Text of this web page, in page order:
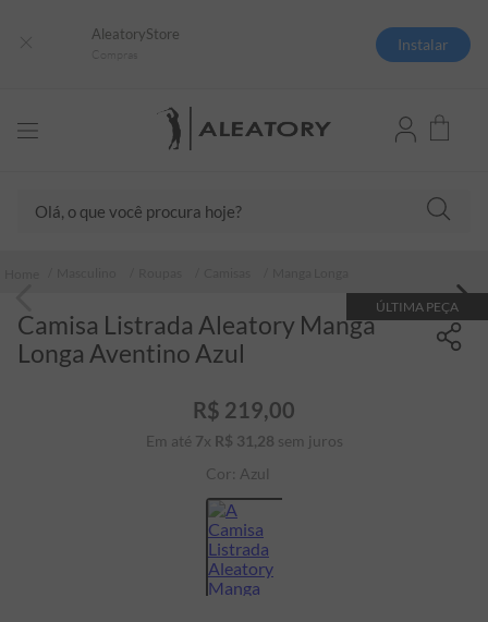
AleatoryStore
Instalar
ÚLTIMA PEÇA
Camisa Listrada Aleatory Manga
Longa Aventino Azul
R$ 219,00
Em até 7x R$ 31 ,28 sem juros
Cor: Azul
camisas polo
2º
camiseta listrada
4º
camiseta
5º
jaqueta
6º
8º
9º